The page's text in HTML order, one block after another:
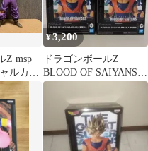
Z msp
ルカラ
¥3,200
ドラゴンボールZ
BLOOD OF SAIYANS
孫悟空 2体セット